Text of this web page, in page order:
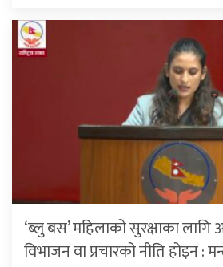
‘ब्लु बस’ महिलाको सुरक्षाका
विभाजन वा प्रचारको नीति होइन :